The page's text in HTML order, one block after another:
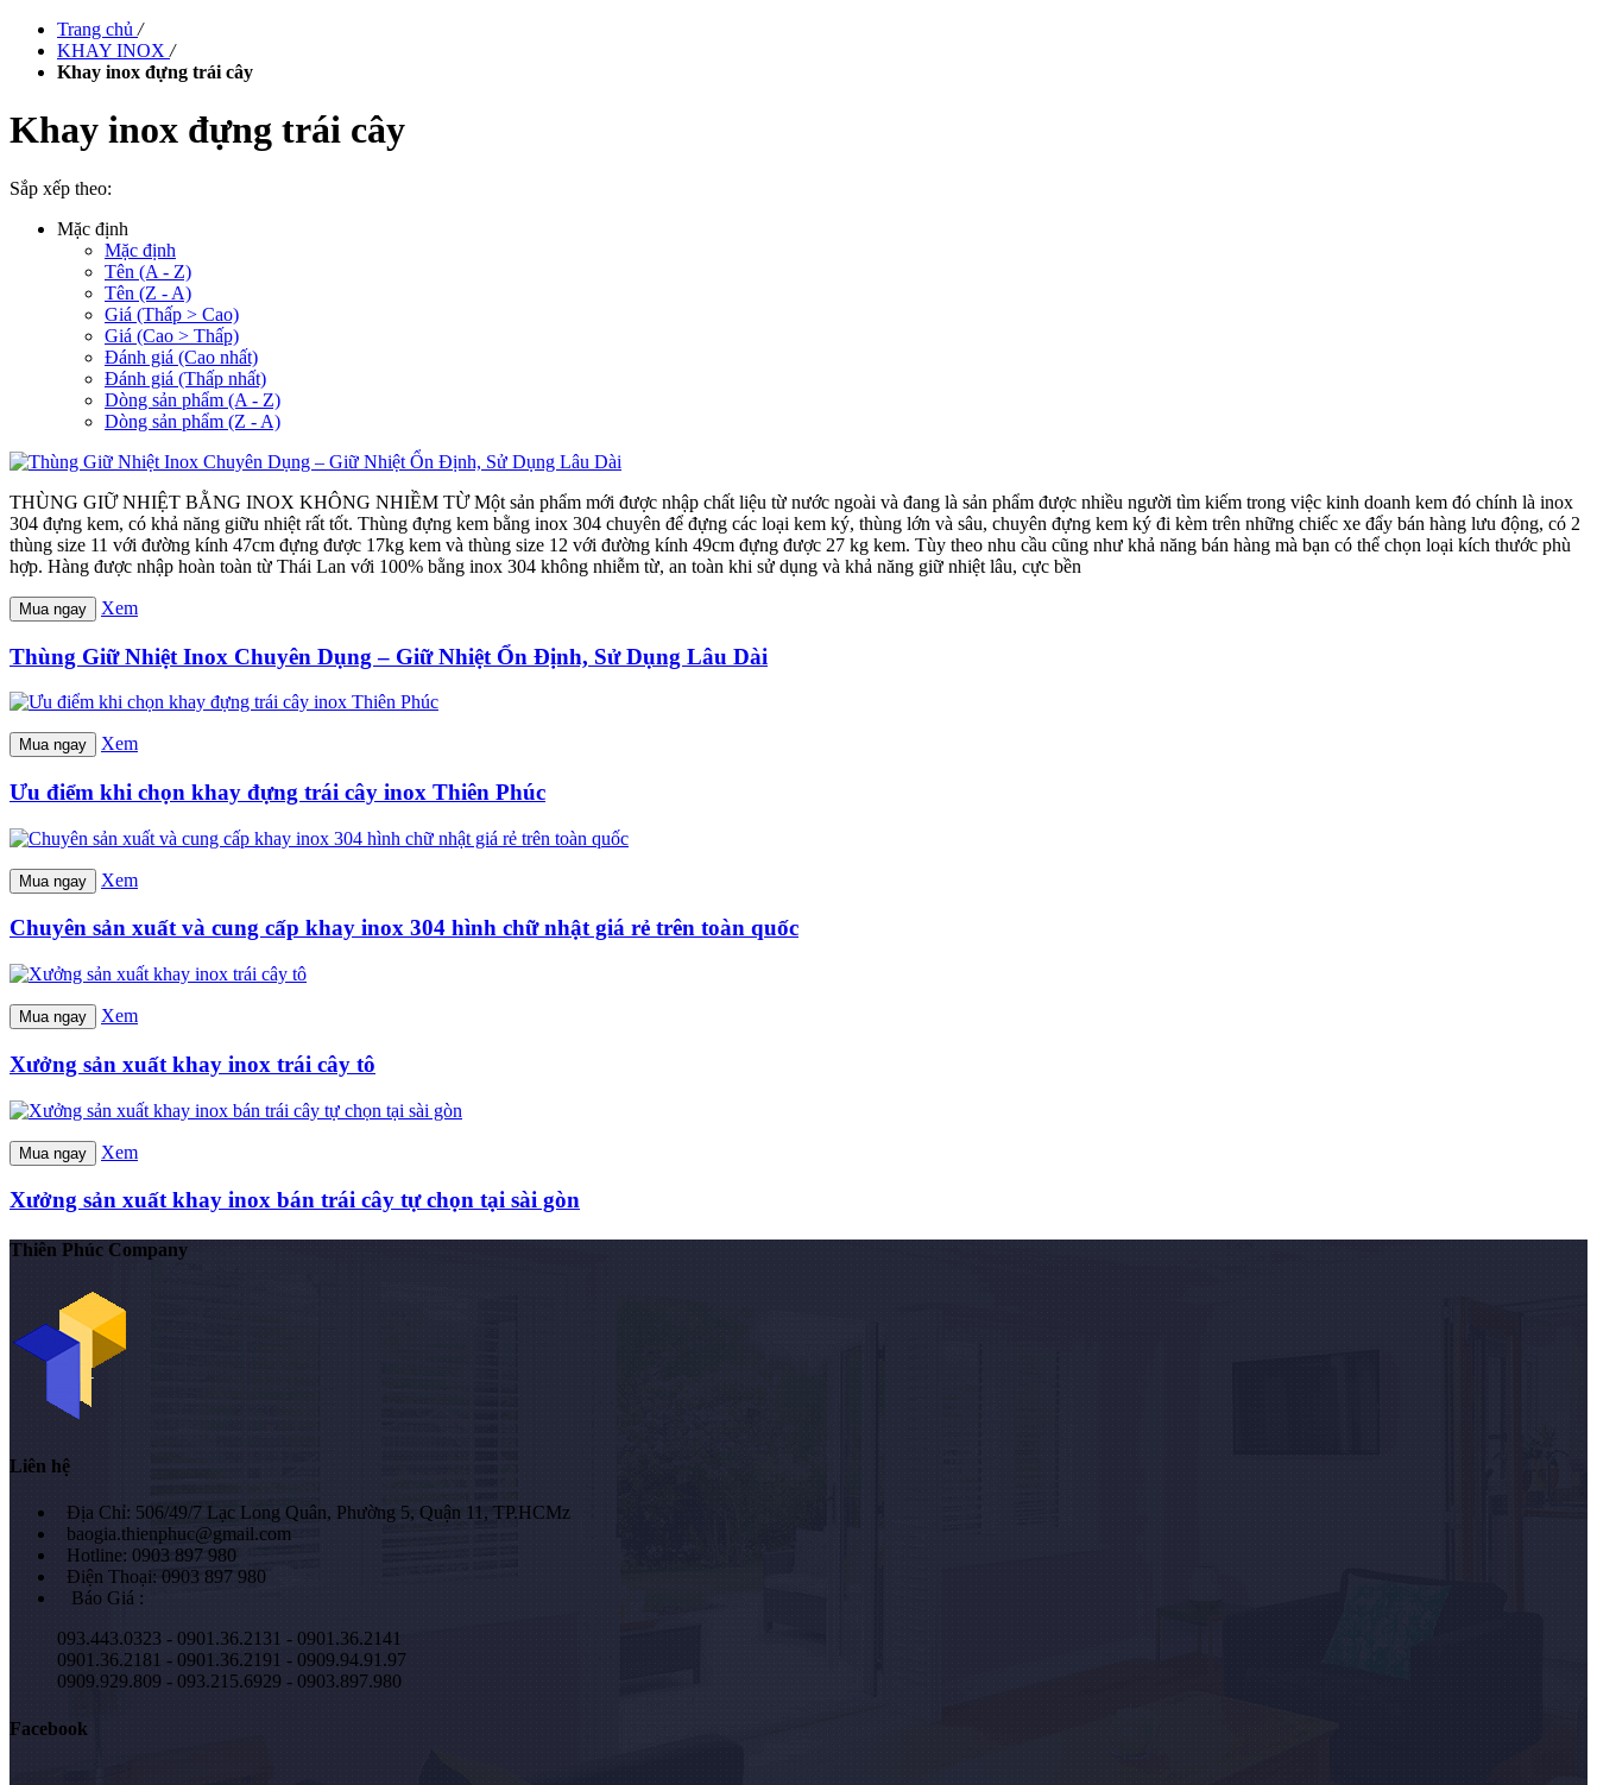
Trang chủ /
KHAY INOX /
Khay inox đựng trái cây
Khay inox đựng trái cây
Sắp xếp theo:
Mặc định
Mặc định
Tên (A - Z)
Tên (Z - A)
Giá (Thấp > Cao)
Giá (Cao > Thấp)
Đánh giá (Cao nhất)
Đánh giá (Thấp nhất)
Dòng sản phẩm (A - Z)
Dòng sản phẩm (Z - A)
THÙNG GIỮ NHIỆT BẰNG INOX KHÔNG NHIỀM TỪ Một sản phẩm mới được nhập chất liệu từ nước ngoài và đang là sản phẩm được nhiều người tìm kiếm trong việc kinh doanh kem đó chính là inox
304 đựng kem, có khả năng giữu nhiệt rất tốt. Thùng đựng kem bằng inox 304 chuyên để đựng các loại kem ký, thùng lớn và sâu, chuyên đựng kem ký đi kèm trên những chiếc xe đẩy bán hàng lưu động, có 2
thùng size 11 với đường kính 47cm đựng được 17kg kem và thùng size 12 với đường kính 49cm đựng được 27 kg kem. Tùy theo nhu cầu cũng như khả năng bán hàng mà bạn có thể chọn loại kích thước phù
hợp. Hàng được nhập hoàn toàn từ Thái Lan với 100% bằng inox 304 không nhiễm từ, an toàn khi sử dụng và khả năng giữ nhiệt lâu, cực bền
Mua ngay Xem
Thùng Giữ Nhiệt Inox Chuyên Dụng – Giữ Nhiệt Ổn Định, Sử Dụng Lâu Dài
Mua ngay Xem
Ưu điểm khi chọn khay đựng trái cây inox Thiên Phúc
Mua ngay Xem
Chuyên sản xuất và cung cấp khay inox 304 hình chữ nhật giá rẻ trên toàn quốc
Mua ngay Xem
Xưởng sản xuất khay inox trái cây tô
Mua ngay Xem
Xưởng sản xuất khay inox bán trái cây tự chọn tại sài gòn
Thiên Phúc Company
Liên hệ
Địa Chỉ: 506/49/7 Lạc Long Quân, Phường 5, Quận 11, TP.HCMz
baogia.thienphuc@gmail.com
Hotline: 0903 897 980
Điện Thoại: 0903 897 980
Báo Giá :
093.443.0323 - 0901.36.2131 - 0901.36.2141
0901.36.2181 - 0901.36.2191 - 0909.94.91.97
0909.929.809 - 093.215.6929 - 0903.897.980
Facebook